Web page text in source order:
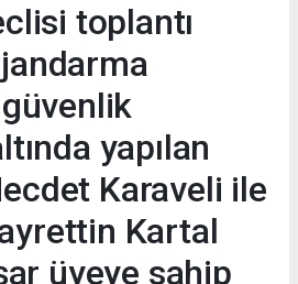
toplantı
yapılan
Karaveli ile
Kartal
üyeye sahip